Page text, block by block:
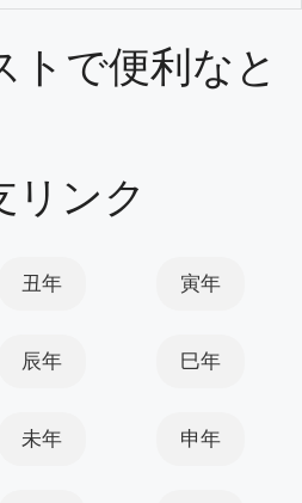
トで便利なと
リンク
丑年 寅年
辰年 巳年
未年 申年